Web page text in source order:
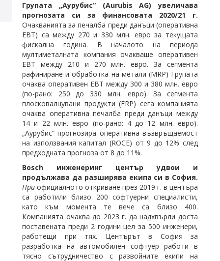
Групата „Аурубис“ (Aurubis AG) увеличава
прогнозата си за финансовата 2020/21 г.
Oчакванията за печалба преди данъци (оперативна
EBT) са между 270 и 330 млн. евро за текущата
фискална година. В началото на периода
мултиметалната компания очакваше оперативен
EBT между 210 и 270 млн. евро. За сегмента
рафиниране и обработка на метали (MRP) Групата
очаква оперативен EBT между 300 и 380 млн. евро
(по-рано: 250 до 330 млн. евро). За сегмента
плосковалцувани продукти (FRP) сега компанията
очаква оперативна печалба преди данъци между
14 и 22 млн. евро (по-рано: 4 до 12 млн. евро).
„Аурубис“ прогнозира оперативна възвръщаемост
на използвания капитал (ROCE) от 9 до 12% след
предходната прогноза от 8 до 11%.
Bosch инженеринг център удвои и
продължава да разширява екипа си в София.
При официалното откриване през 2019 г. в центъра
са работили близо 200 софтуерни специалисти,
като към момента те вече са близо 400.
Компанията очаква до 2023 г. да надхвърли доста
поставената преди 2 години цел за 500 инженери,
работещи при тях. Центърът в София за
разработка на автомобилен софтуер работи в
тясно сътрудничество с развойните екипи на